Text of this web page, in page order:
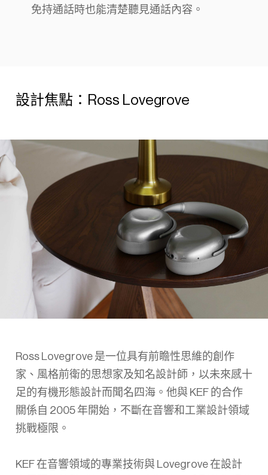
免持通話時也能清楚聽見通話內容。
設計焦點：Ross Lovegrove
Ross Lovegrove 是一位具有前瞻性思維的創作
家、風格前衛的思想家及知名設計師，以未來感十
足的有機形態設計而聞名四海。他與 KEF 的合作
關係自 2005 年開始，不斷在音響和工業設計領域
挑戰極限。
KEF 在音響領域的專業技術與 Lovegrove 在設計